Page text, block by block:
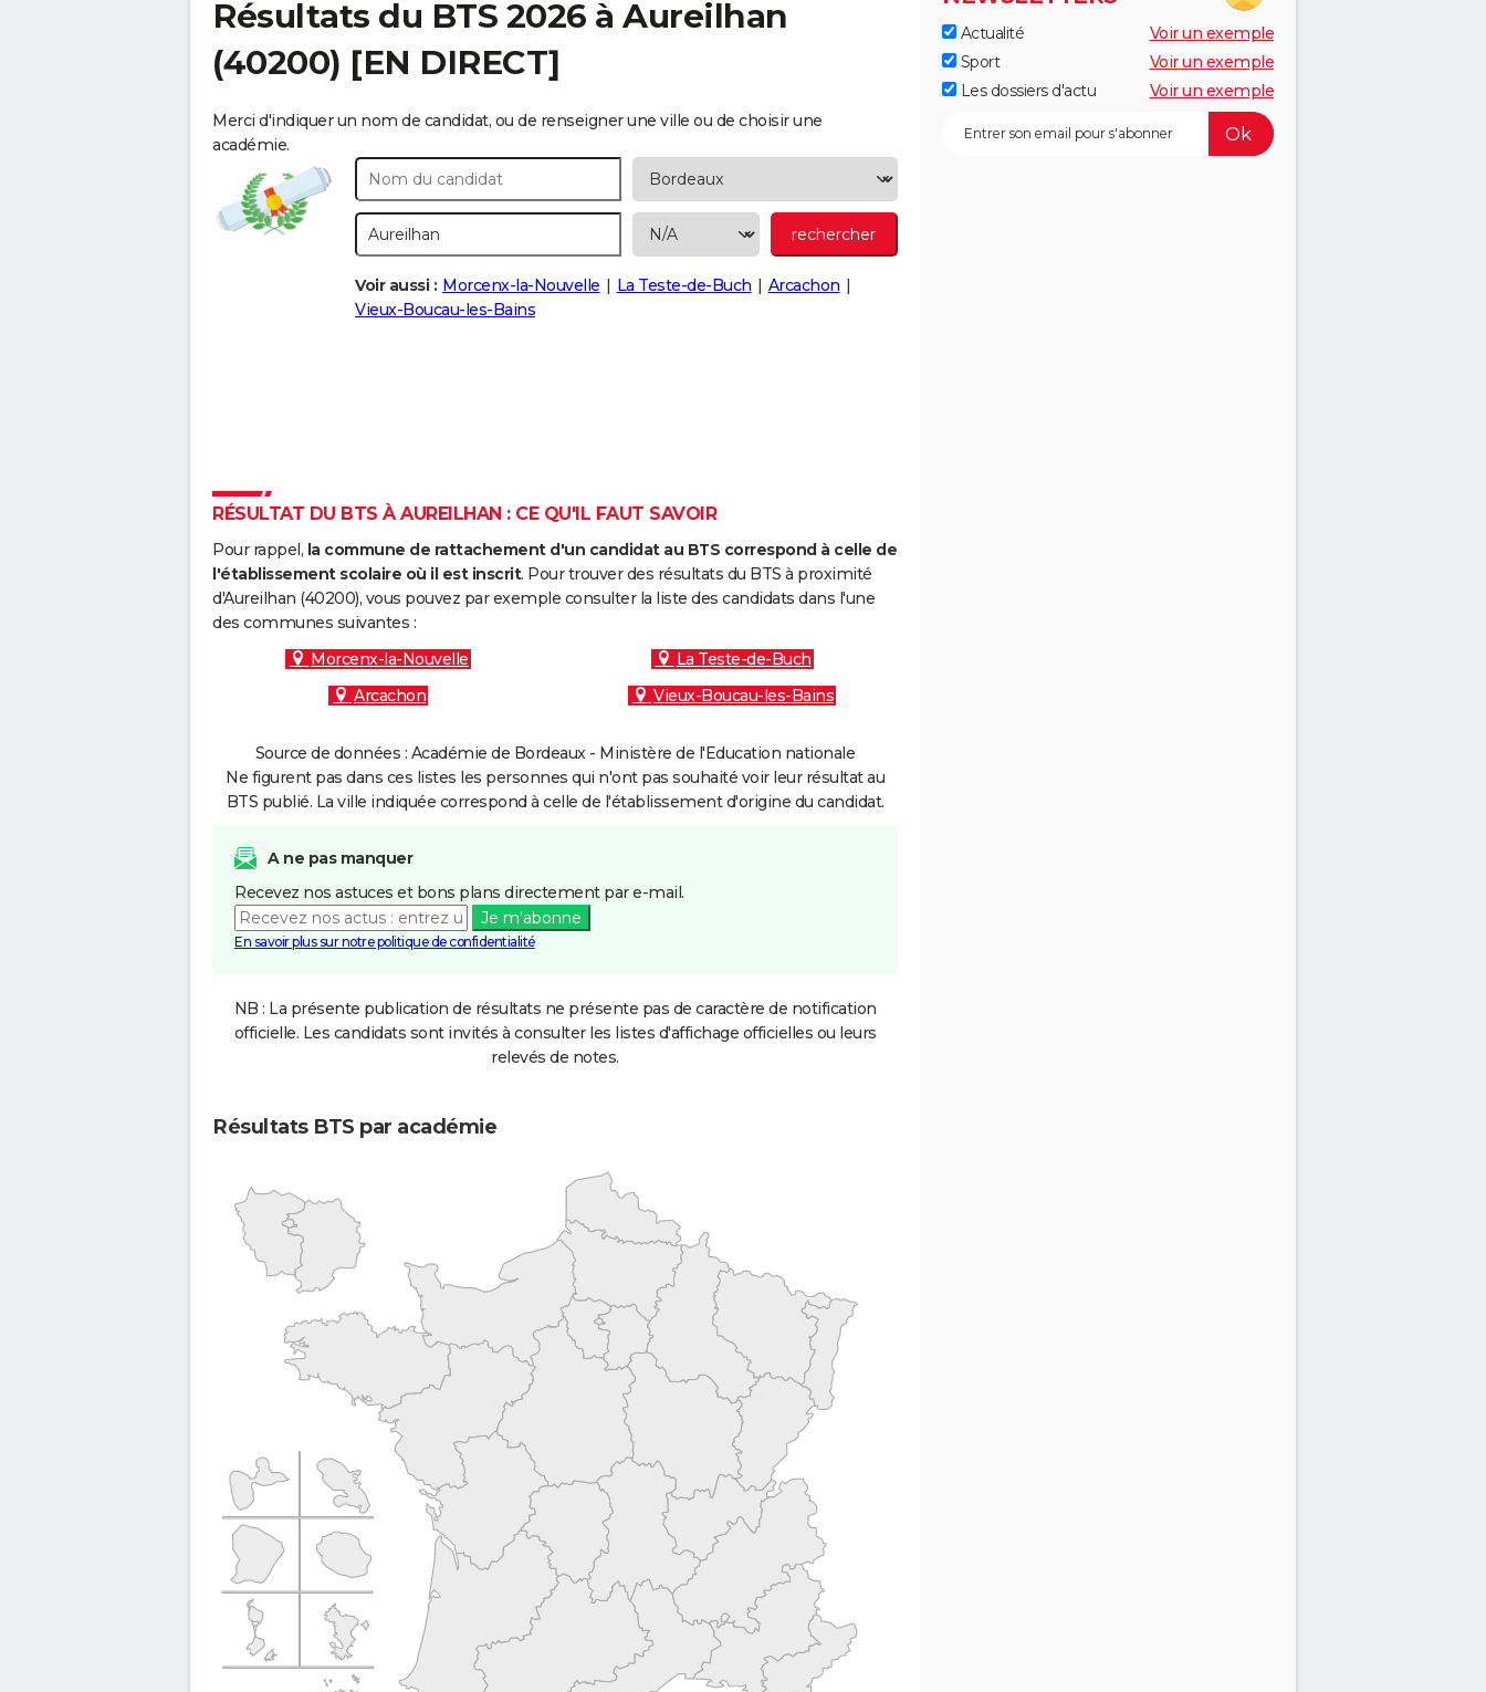
Résultats du BTS 2026 à Aureilhan
(40200) [EN DIRECT]
Merci d'indiquer un nom de candidat, ou de renseigner une ville ou de choisir une
académie.
Voir aussi : Morcenx-la-Nouvelle La Teste-de-Buch
Arcachon
Vieux-Boucau-les-Bains
RÉSULTAT DU BTS À AUREILHAN : CE QU'IL FAUT SAVOIR
Pour rappel, la commune de rattachement d'un candidat au BTS correspond à celle de
l'établissement scolaire où il est inscrit. Pour trouver des résultats du BTS à proximité
d'Aureilhan (40200), vous pouvez par exemple consulter la liste des candidats dans l'une
des communes suivantes :
Morcenx-la-Nouvelle
La Teste-de-Buch
Arcachon
Vieux-Boucau-les-Bains
Source de données : Académie de Bordeaux - Ministère de l'Education nationale
Ne figurent pas dans ces listes les personnes qui n'ont pas souhaité voir leur résultat au
BTS publié. La ville indiquée correspond à celle de l'établissement d'origine du candidat.
A ne pas manquer
Recevez nos astuces et bons plans directement par e-mail.
Je m'abonne
En savoir plus sur notre politique de confidentialité
NB : La présente publication de résultats ne présente pas de caractère de notification
officielle. Les candidats sont invités à consulter les listes d'affichage officielles ou leurs
relevés de notes.
Résultats BTS par académie
Actualité
Voir un exemple
Sport
Voir un exemple
Les dossiers d'actu
Voir un exemple